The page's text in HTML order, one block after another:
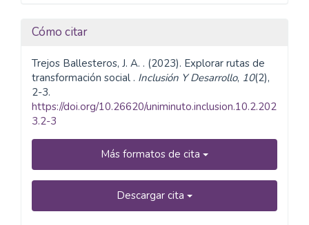
Cómo citar
Trejos Ballesteros, J. A. . (2023). Explorar rutas de
transformación social . Inclusión Y Desarrollo, 10(2),
2-3.
https://doi.org/10.26620/uniminuto.inclusion.10.2.202
3.2-3
Más formatos de cita
Descargar cita